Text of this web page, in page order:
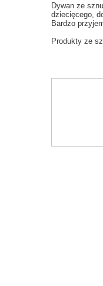
Dywan ze
dziecięcego,
Bardzo
Produkty ze